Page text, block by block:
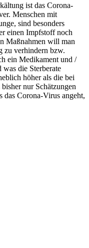
ist das Corona-
Menschen mit
sind besonders
einen Impfstoff noch
Maßnahmen will man
zu verhindern bzw.
ein Medikament und /
die Sterberate
höher als die bei
nur Schätzungen
das Corona-Virus angeht,